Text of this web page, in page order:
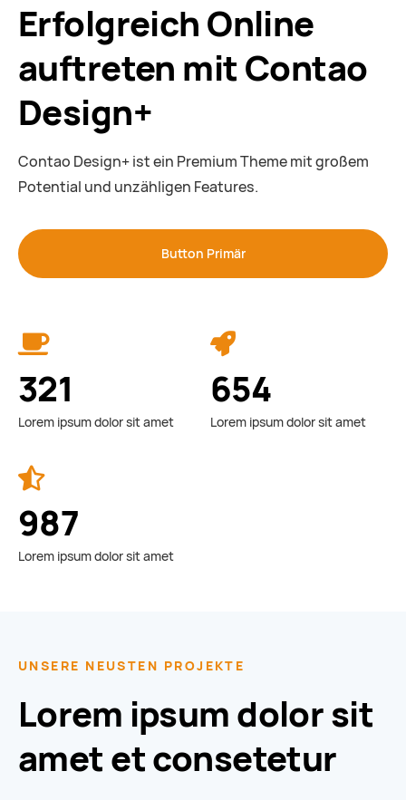
Erfolgreich Online
auftreten mit Contao
Design+
Contao Design+ ist ein Premium Theme mit großem
Potential und unzähligen Features.
Button Primär
321
Lorem ipsum dolor sit amet
654
Lorem ipsum dolor sit amet
987
Lorem ipsum dolor sit amet
UNSERE NEUSTEN PROJEKTE
Lorem ipsum dolor sit
amet et consetetur